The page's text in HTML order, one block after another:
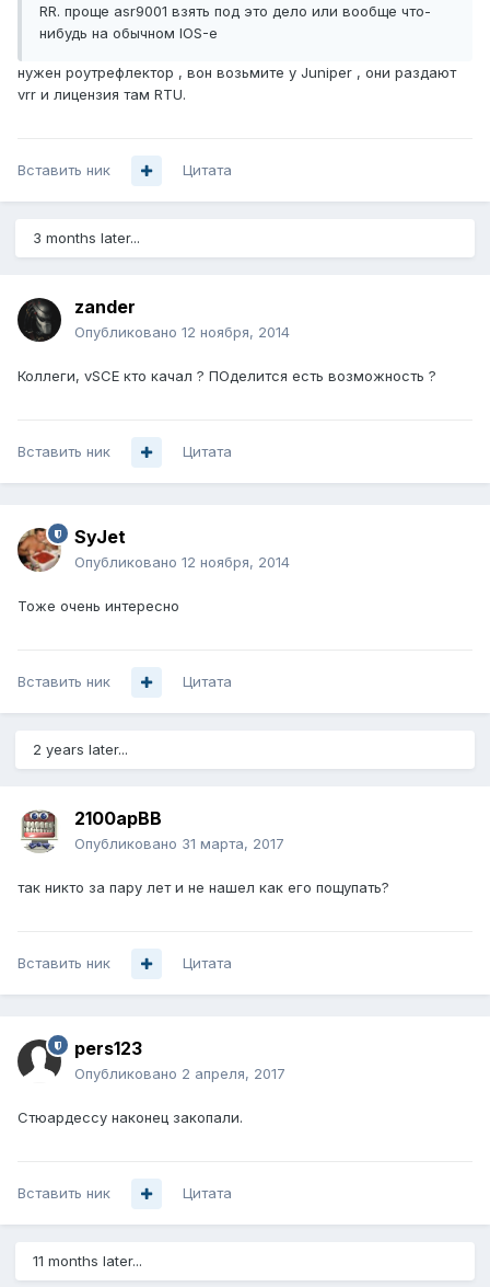
RR. проще asr9001 взять под это дело или вообще что-
нибудь на обычном IOS-е
нужен роутрефлектор , вон возьмите у Juniper , они раздают
vrr и лицензия там RTU.
Вставить ник Цитата
3 months later...
zander
Опубликовано 12 ноября, 2014
Коллеги, vSCE кто качал ? ПОделится есть возможность ?
Вставить ник Цитата
SyJet
Опубликовано 12 ноября, 2014
Тоже очень интересно
Вставить ник Цитата
2 years later...
2100apBB
Опубликовано 31 марта, 2017
так никто за пару лет и не нашел как его пощупать?
Вставить ник Цитата
pers123
Опубликовано 2 апреля, 2017
Стюардессу наконец закопали.
Вставить ник Цитата
11 months later...